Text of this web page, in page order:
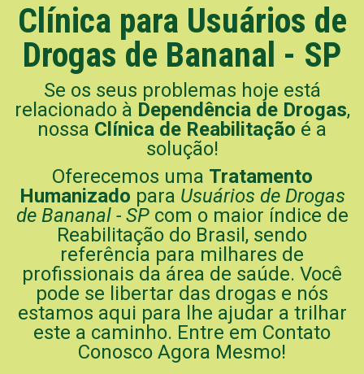
Clínica para Usuários de
Drogas de Bananal - SP
Se os seus problemas hoje está
relacionado à Dependência de Drogas,
nossa Clínica de Reabilitação é a
solução!
Oferecemos uma Tratamento
Humanizado para Usuários de Drogas
de Bananal - SPcom o maior índice de
Reabilitação do Brasil, sendo
referência para milhares de
profissionais da área de saúde. Você
pode se libertar das drogas e nós
estamos aqui para lhe ajudar a trilhar
este a caminho. Entre em Contato
Conosco Agora Mesmo!